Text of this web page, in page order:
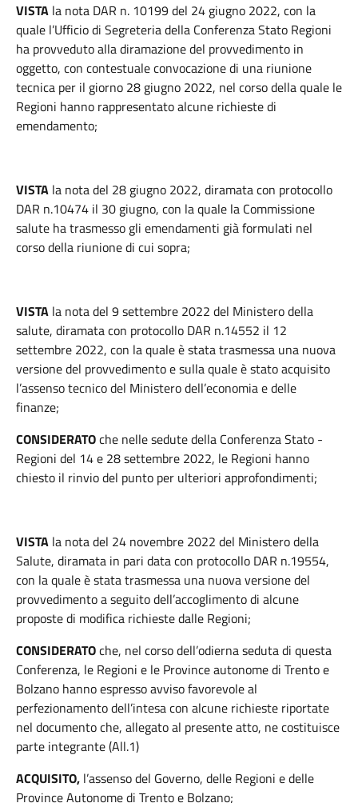
VISTA la nota DAR n. 10199 del 24 giugno 2022, con la
quale l’Ufficio di Segreteria della Conferenza Stato Regioni
ha provveduto alla diramazione del provvedimento in
oggetto, con contestuale convocazione di una riunione
tecnica per il giorno 28 giugno 2022, nel corso della quale le
Regioni hanno rappresentato alcune richieste di
emendamento;
VISTA la nota del 28 giugno 2022, diramata con protocollo
DAR n.10474 il 30 giugno, con la quale la Commissione
salute ha trasmesso gli emendamenti già formulati nel
corso della riunione di cui sopra;
VISTA la nota del 9 settembre 2022 del Ministero della
salute, diramata con protocollo DAR n.14552 il 12
settembre 2022, con la quale è stata trasmessa una nuova
versione del provvedimento e sulla quale è stato acquisito
l’assenso tecnico del Ministero dell’economia e delle
finanze;
CONSIDERATOche nelle sedute della Conferenza Stato -
Regioni del 14 e 28 settembre 2022, le Regioni hanno
chiesto il rinvio del punto per ulteriori approfondimenti;
VISTA la nota del 24 novembre 2022 del Ministero della
Salute, diramata in pari data con protocollo DAR n.19554,
con la quale è stata trasmessa una nuova versione del
provvedimento a seguito dell’accoglimento di alcune
proposte di modifica richieste dalle Regioni;
CONSIDERATOche, nel corso dell’odierna seduta di questa
Conferenza, le Regioni e le Province autonome di Trento e
Bolzano hanno espresso avviso favorevole al
perfezionamento dell’intesa con alcune richieste riportate
nel documento che, allegato al presente atto, ne costituisce
parte integrante (All.1)
ACQUISITO, l’assenso del Governo, delle Regioni e delle
Province Autonome di Trento e Bolzano;